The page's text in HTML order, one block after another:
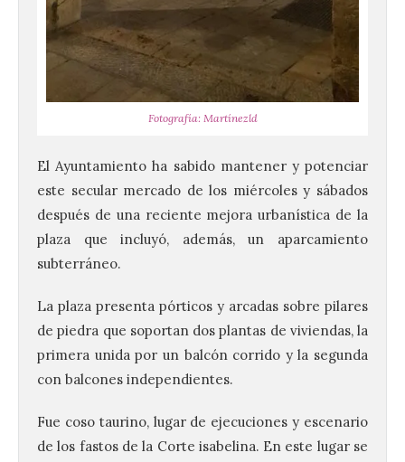
Fotografía: Martínezld
El Ayuntamiento ha sabido mantener y potenciar
este secular mercado de los miércoles y sábados
después de una reciente mejora urbanística de la
plaza que incluyó, además, un aparcamiento
subterráneo.
La plaza presenta pórticos y arcadas sobre pilares
de piedra que soportan dos plantas de viviendas, la
primera unida por un balcón corrido y la segunda
con balcones independientes.
Fue coso taurino, lugar de ejecuciones y escenario
de los fastos de la Corte isabelina. En este lugar se
Brujería Fest Summer un